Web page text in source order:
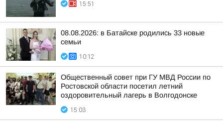
15:51
08.08.2026: в Батайске родились 33 новые
семьи
10:12
Общественный совет при ГУ МВД России по
Ростовской области посетил летний
оздоровительный лагерь в Волгодонске
15:03